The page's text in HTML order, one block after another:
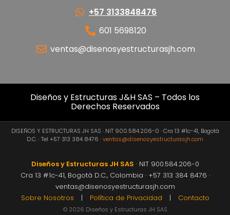
+57 3133848476
601 5698120
ventas@disenosyestructurasjh.com
Diseños y Estructuras J&H SAS – Todos los
Derechos Reservados
DISEÑOS Y ESTRUCTURAS JH SAS · NIT 900.584.206-0 · Cra 13 #1c-41, Bogotá
D.C. · Tel +57 313 384 8476 ·ventas@disenosyestructurasjh.com
Diseños y Estructuras JH SAS · NIT 900.584.206-0
Cra 13 #1c-41, Bogotá D.C., Colombia · +57 313 384 8476 ·
ventas@disenosyestructurasjh.com
Sobre Nosotros
| Política de Privacidad | Contacto
© 2026 Diseños y Estructuras JH SAS